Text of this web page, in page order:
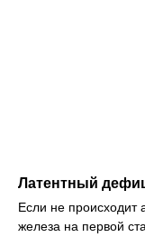
Латентный
Если не происходит
железа на первой